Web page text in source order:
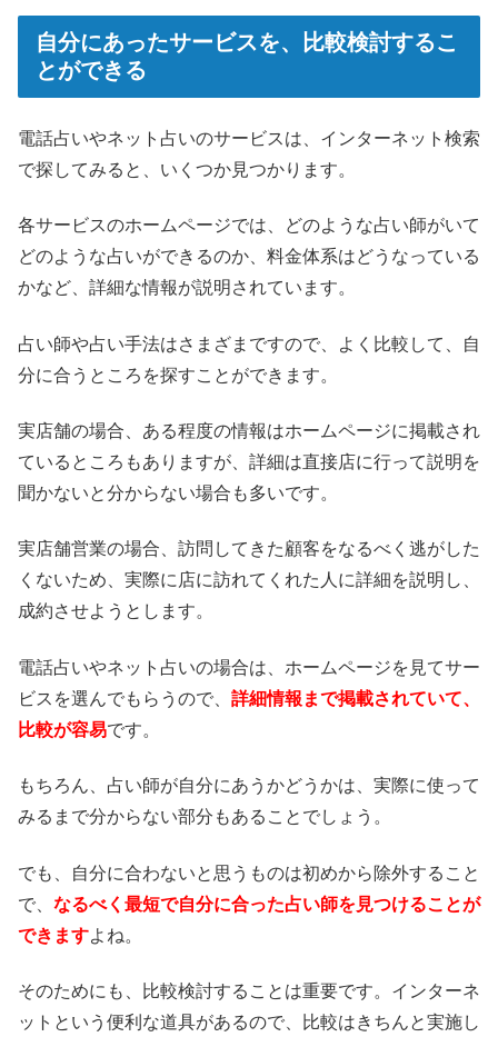
自分にあったサービスを、比較検討するこ
とができる
電話占いやネット占いのサービスは、インターネット検索
で探してみると、いくつか見つかります。
各サービスのホームページでは、どのような占い師がいて
どのような占いができるのか、料金体系はどうなっている
かなど、詳細な情報が説明されています。
占い師や占い手法はさまざまですので、よく比較して、自
分に合うところを探すことができます。
実店舗の場合、ある程度の情報はホームページに掲載され
ているところもありますが、詳細は直接店に行って説明を
聞かないと分からない場合も多いです。
実店舗営業の場合、訪問してきた顧客をなるべく逃がした
くないため、実際に店に訪れてくれた人に詳細を説明し、
成約させようとします。
電話占いやネット占いの場合は、ホームページを見てサー
ビスを選んでもらうので、 詳細情報まで掲載されていて、
比較が容易です。
もちろん、占い師が自分にあうかどうかは、実際に使って
みるまで分からない部分もあることでしょう。
でも、自分に合わないと思うものは初めから除外すること
で、 なるべく最短で自分に合った占い師を見つけることが
できますよね。
そのためにも、比較検討することは重要です。インターネ
ットという便利な道具があるので、比較はきちんと実施し